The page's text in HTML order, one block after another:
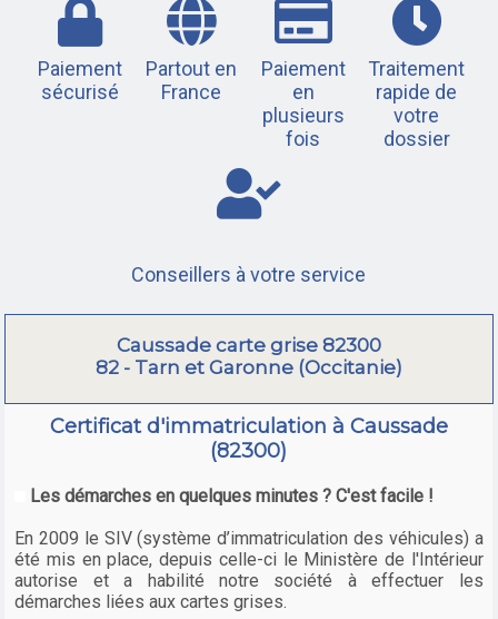
Paiement
sécurisé
Partout en
France
Paiement
en
plusieurs
fois
Traitement
rapide de
votre
dossier
Conseillers à votre service
Caussade carte grise 82300
82 - Tarn et Garonne (Occitanie)
Certificat d'immatriculation à Caussade
(82300)
Les démarches en quelques minutes ? C'est facile !
En 2009 le SIV (système d’immatriculation des véhicules) a
été mis en place, depuis celle-ci le Ministère de l'Intérieur
autorise et a habilité notre société à effectuer les
démarches liées aux cartes grises.